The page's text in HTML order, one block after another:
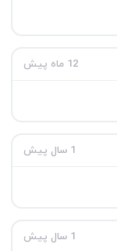
12 ماه پیش
1 سال پیش
1 سال پیش